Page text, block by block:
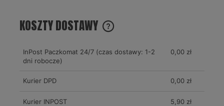
KOSZTY DOSTAWY
CENA NIE ZAWIERA EWENTUALNYCH KOSZTÓW PŁATNOŚCI
InPost Paczkomat 24/7 (czas dostawy: 1-2
dni robocze)
0,00 zł
Kurier DPD 0,00 zł
Kurier INPOST 5,90 zł